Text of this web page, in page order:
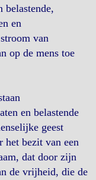
belastende,
en
van
op de mens toe
en belastende
geest
het bezit van een
dat door zijn
de vrijheid, die de